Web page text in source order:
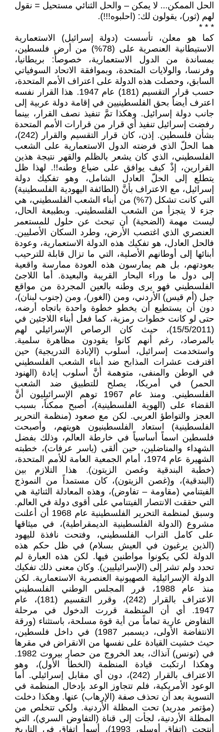
الحل الممكن... لا يمكن – والحل الثنائي مستحيل = نقول
لهم (ثور)، يقولون لك: (احلبوه!!!).
* * *
كما هو معلن، تأسست (دولة إسرائيل) الاستعمارية
الاستيطانية العنصرية على (78%) من أرض فلسطين،
بمساندة من الدول الاستعمارية، خصوصاً: بريطانيا،
وفرنسا، والولايات المتحدة، وبموافقة الاتحاد السوفياتي
السابق، وحصلت هذه الدولة على اعتراف الأمم المتحدة،
حسب قرار التقسيم (181) عام 1947. هذا القرار نفسه
اعترف أيضاً بحق الفلسطينيين في إقامة دولة عربية إلى
جانب دولة إسرائيل. وهكذا تمَّ تنفيذ نصف القرار، بينما
رفضت إسرائيل تنفيذ أي قرار من قرارات الأمم المتحدة
بشأن فلسطين. إذن، كان قرار التقسيم والقرار (242)،
هما الحلّ الذي فرضته الدول الاستعمارية على الشعب
الفلسطيني، الذي كان يشعر بالظلم والقهر نتيجة هذين
القرارين، إذْ كيف يوافق على ضياع وطنه!!. لهذا ظل
يتطلع إلى الحلّ العادل الشامل، وهو تفكيك دولة
إسرائيل، مع الاعتراف بأنَّ (الطائفة اليهودية الفلسطينية)
التي كانت تشكل (7%) من أبناء الشعب الفلسطيني، هي
جزء لا يتجزأ من الشعب الفلسطيني. وبطبيعة الحال،
ليست مهمة (الضحية) أن تبحث عن حلول للمستعمر
العنصري الذي اغتصب الأرض، وطرد السكان الأصليين.
فالحل العادل، هو تفكيك هذه الدولة الاستعمارية، وعودة
أبنائها إلى أوطانهم الأصلية، التي ما تزال قابلة للترحيب
بعودتهم، بل هم يمارسون هذه العودة ممارسة واقعية
إلى دول ما وراء البحار القريبة والبعيدة. أما اللاجئ
الفلسطيني فهو يرى وطنه بالعين المجردة من مواقع
جبل (أم قيس) الأردني، ومن (الغور)، ومن (جنوب لبنان)،
دون أن يستطيع أن يخطو خطوة واحدة باتجاه أرضه،
حتى لو كانت خطوات رمزية، كما فعل أبناء اللاجئين في
(15/5/2011)، حيث كان الرصاص الإسرائيلي لهم
بالمرصاد، رغم أنهم كانوا يقودون مظاهرة سلمية.
واستخدمت إسرائيل، أسلوب (الإبادة التدريجية) حين
اقترفت عشرات المذابح ضد أبناء الشعب الفلسطيني
في الوطن والمنفى، متوهمة أنَّ أسلوب إبادة (الهنود
الحمر) في أمريكا، يصلح للتطبيق ضد الشعب
الفلسطيني. ومنذ عام 1967 توهم الإسرائيليون أنَّ
القضاء على (الهوية الفلسطينية)، أصبح ممكناً، بسبب
العجز والتواطؤ العربي. لكن مع صعود (منظمة التحرير
الفلسطينية) استعاد الفلسطينيون هويتهم، وأصبحت
فلسطين اسماً أساسياً في خارطة العالم، وذلك بفضل
الشهداء والمناضلين، حين ألقى (ياسر عرفات)، خطبته
الشهيرة عام 1974، أمام الجمعية العامة للأمم المتحدة،
(خطبة البندقية وغصن الزيتون). هذا التلازم بين
(البندقية)، و(غصن الزيتون)، كان مستمداً من النموذج
الفيتنامي (مقاومة – تفاوض)، وهذه المعادلة الثنائية هي
التي حققت الانتصار الفيتنامي على أقوى دولة في العالم.
وسبق لمنظمة التحرير الفلسطينية عام 1968 أن أعلنت
مشروع (الدولة الفلسطينية الديمقراطية)، في ميثاقها
على كامل التراب الفلسطيني، وفتحت نافذة لليهود
(الذين يرغبون في العيش بسلام) في ظل حكم هذه
الدولة لكي يكونوا مواطنين فيها. لكن هذه العبارة لم
تحدد ولم تشر إلى (الإسرائيليين). وكان معنى ذلك تفكيك
الدولة الإسرائيلية الصهيونية العنصرية الاستعمارية. لكن
منذ عام 1988، قرر المجلس الوطني الفلسطيني
الاعتراف بالقرار (242)، وقرر التقسيم (181)، عام
1947. أي أن المنظمة قررت الدخول في مرحلة
التفاوض عارية تماماً من أية قوة مسلحة، باستثناء (ورقة
الانتفاضة الأولى، ديسمبر 1987) في داخل فلسطين،
حيث خشيت القيادة على نفسها من الانقراض في مقرها
في (تونس) آنذاك، بعد الخروج من حصار بيروت 1982.
وهكذا ارتكبت قيادة المنظمة (الخطأ الأول)، وهو
الاعتراف بالقرار (242)، دون أي مقابل إسرائيلي. أما
الوعود الأمريكية، فلم تتجاوز الوعد بإدخال المنظمة في
التسوية بعد أن تحذف صفة (الإرهاب) عنها. وهكذا دخلت
(مؤتمر مدريد) تحت المظلة الأردنية. ولكي تتخلص من
المظلة الأردنية، لجأت إلى قناة (التفاوض السري)، التي
أنتجت (اتفاق أوسلو، 1993)، أسوأ اتفاق في التاريخ